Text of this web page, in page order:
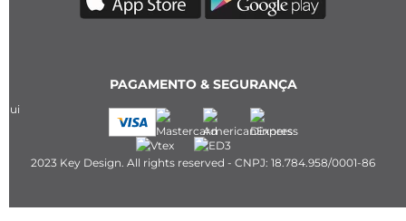
PAGAMENTO & SEGURANÇA
2023 Key Design. All rights reserved - CNPJ: 18.784.958/0001-86